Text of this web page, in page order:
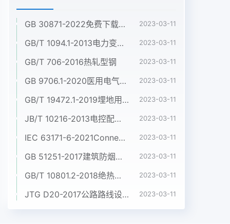
GB 30871-2022免费下载危险化学品企业特殊作业安全规范 2023-03-11
GB/T 1094.1-2013电力变压器 第1部分:总则 2023-03-11
GB/T 706-2016热轧型钢 2023-03-11
GB 9706.1-2020医用电气设备 第1部分:基本安全和基本性能的通用要求 2023-03-11
GB/T 19472.1-2019埋地用聚乙烯(PE)结构壁管道系统 第1部分:聚乙烯双壁波纹管材 2023-03-11
JB/T 10216-2013电控配电用电缆桥架 2023-03-11
IEC 63171-6-2021Connectors for electrical and electronic equipment - Part 6: Detail specification for 2-way and 4-way (data/power), shielded, free and fixed connectors for power and data transmission with frequencies up to 600 MHz 2023-03-11
GB 51251-2017建筑防烟排烟系统技术标准 2023-03-11
GB/T 10801.2-2018绝热用挤塑聚苯乙烯泡沫塑料(XPS) 2023-03-11
JTG D20-2017公路路线设计规范 2023-03-11